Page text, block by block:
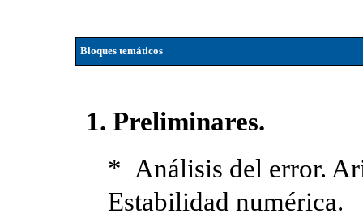
Bloques temáticos
1. Preliminares.
* Análisis del error.
Estabilidad numérica.